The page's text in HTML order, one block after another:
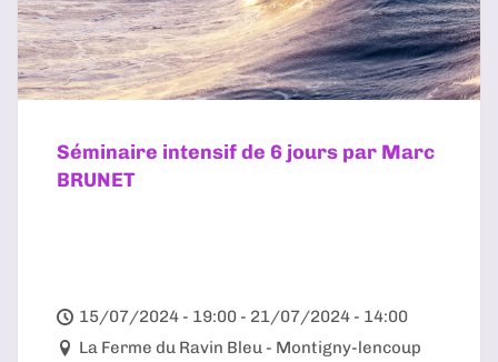
Séminaire intensif de 6 jours par Marc
BRUNET
15/07/2024 - 19:00 - 21/07/2024 - 14:00
La Ferme du Ravin Bleu - Montigny-lencoup